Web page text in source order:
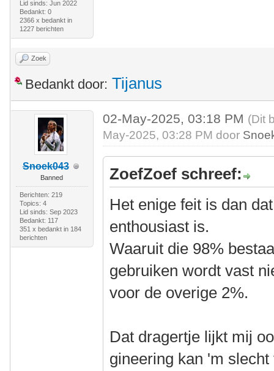
Lid sinds: Jun 2022
Bedankt: 0
2366 x bedankt in
1227 berichten
Zoek
Bedankt door: Tijanus
Snoek043
Banned
Berichten: 219
Topics: 4
Lid sinds: Sep 2023
Bedankt: 117
351 x bedankt in 184
berichten
02-May-2025, 03:18 PM (Dit
May-2025, 03:28 PM door
ZoefZoef schreef:
Het enige feit is dan
enthousiast is.
Waaruit die 98%
gebruiken wordt vast
voor de overige 2%.
Dat dragertje lijkt mij
gineering kan 'm